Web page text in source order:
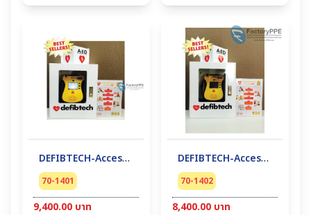
DEFIBTECH-Accessory AED #AED Wall Mounted Cabinet (alarm&lock)
70-1401
9,400.00 บาท
DEFIBTECH-Accessory AED #AED Wall Mounted Cabinet (lock)
70-1402
8,400.00 บาท